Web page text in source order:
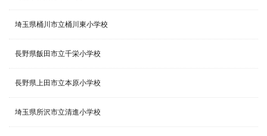
埼玉県桶川市立桶川東小学校
長野県飯田市立千栄小学校
長野県上田市立本原小学校
埼玉県所沢市立清進小学校